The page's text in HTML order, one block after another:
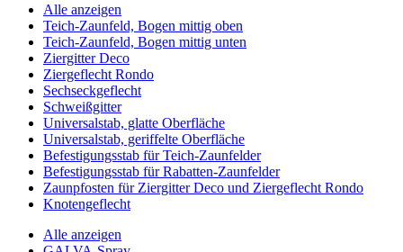
Alle anzeigen
Teich-Zaunfeld, Bogen mittig oben
Teich-Zaunfeld, Bogen mittig unten
Ziergitter Deco
Ziergeflecht Rondo
Sechseckgeflecht
Schweißgitter
Universalstab, glatte Oberfläche
Universalstab, geriffelte Oberfläche
Befestigungsstab für Teich-Zaunfelder
Befestigungsstab für Rabatten-Zaunfelder
Zaunpfosten für Ziergitter Deco und Ziergeflecht Rondo
Knotengeflecht
Alle anzeigen